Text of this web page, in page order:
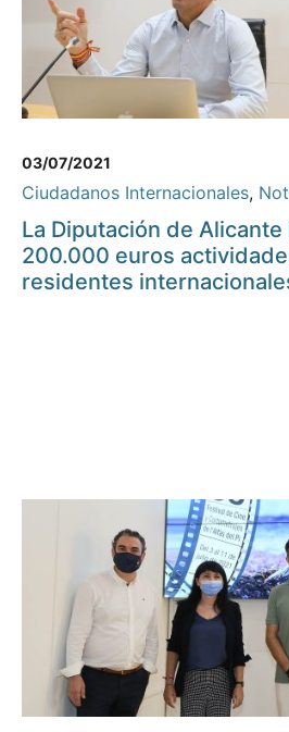
03/07/2021
Ciudadanos Internacionales,
La Diputación de
200.000 euros
residentes